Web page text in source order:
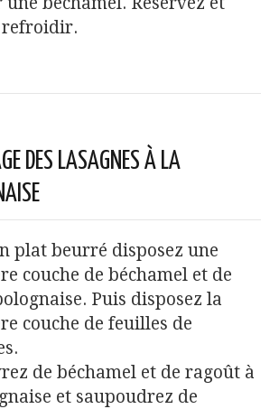
refroidir.
DES LASAGNES À LA
plat beurré disposez une
couche de béchamel et de
Puis disposez la
couche de feuilles de
de béchamel et de ragoût à
et saupoudrez de